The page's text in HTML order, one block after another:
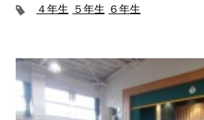
４年生 ５年生 ６年生